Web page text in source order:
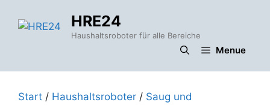
Inhalt
HRE24
Haushaltsroboter für alle Bereiche
Menue
Start / Haushaltsroboter / Saug und